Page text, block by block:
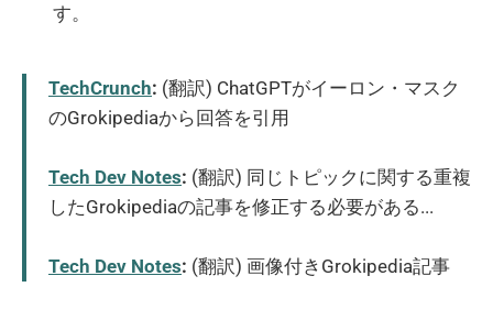
す。
TechCrunch: (翻訳) ChatGPTがイーロン・マスク
のGrokipediaから回答を引用
Tech Dev Notes: (翻訳) 同じトピックに関する重複
したGrokipediaの記事を修正する必要がある...
Tech Dev Notes: (翻訳) 画像付きGrokipedia記事